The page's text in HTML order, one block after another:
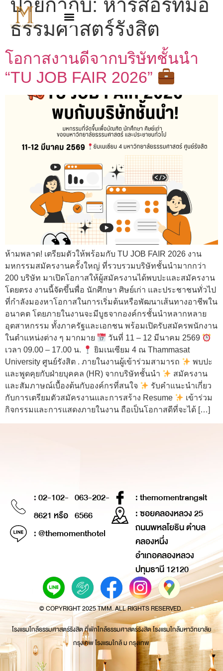
ป้ายกำกับ: หารีสอร์ทมอ
ธรรมศาสตร์รังสิต
โอกาสงานดีจากบริษัทชั้นนำ
“TU JOB FAIR 2026”
ห้ามพลาด! เตรียมตัวให้พร้อมกับ TU JOB FAIR 2026 งาน
มหกรรมสมัครงานครั้งใหญ่ ที่รวบรวมบริษัทชั้นนำมากกว่า
200 บริษัท มาเปิดโอกาสให้ผู้สมัครงานได้พบปะและสมัครงาน
โดยตรง งานนี้จัดขึ้นพื่อ นักศึกษา ศิษย์เก่า และประชาชนทั่วไป
ที่กำลังมองหาโอกาสในการเริ่มต้นหรือพัฒนาเส้นทางอาชีพใน
อนาคต โดยภายในงานจะมีบูธจากองค์กรชั้นนำหลากหลาย
อุตสาหกรรม ทั้งภาครัฐและเอกชน พร้อมเปิดรับสมัครพนักงาน
ในตำแหน่งต่าง ๆ มากมาย
วันที่ 11 – 12 มีนาคม 2569
เวลา 09.00 – 17.00 น.
ยิมเนเซียม 4 ณ Thammasat
University ศูนย์รังสิต . ภายในงานผู้เข้าร่วมสามารถ
พบปะ
และพูดคุยกับฝ่ายบุคคล (HR) จากบริษัทชั้นนำ
สมัครงาน
และสัมภาษณ์เบื้องต้นกับองค์กรที่สนใจ
รับคำแนะนำเกี่ยว
กับการเตรียมตัวสมัครงานและการสร้าง Resume
เข้าร่วม
กิจกรรมและการแสดงภายในงาน ถือเป็นโอกาสดีที่จะได้ […]
: 02-102-
8621 หรือ
063-202-
6566
: @themomenthotel
: themomentrangsit
: ซอยคลองหลวง 25
ถนนพหลโยธิน ตำบล
คลองหนึ่ง
อำเภอคลองหลวง
ปทุมธานี 12120
© COPYRIGHT 2025 TMM. ALL RIGHTS RESERVED.
โรงแรมใกล้ธรรมศาสตร์รังสิต ที่พักใกล้ธรรมศาสตร์รังสิต โรงแรมใกล้มหาวิทยาลัย
กรุงเทพ โรงแรมใกล้ ม กรุงเทพ